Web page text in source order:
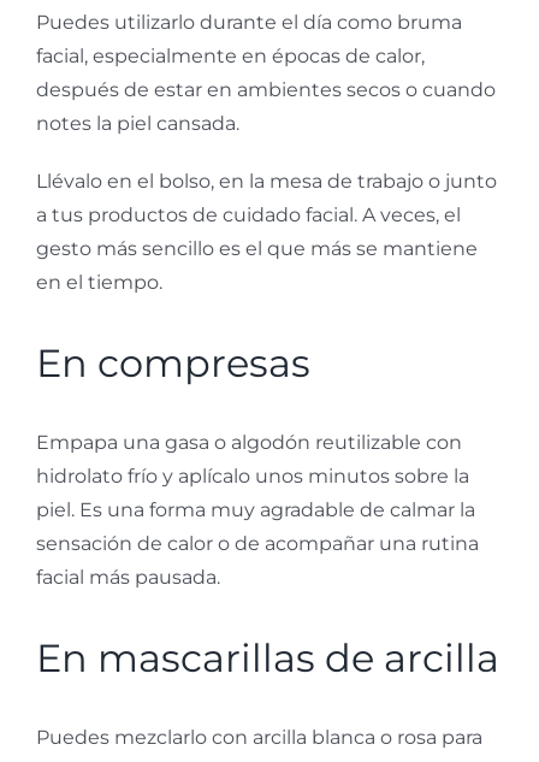
Puedes utilizarlo durante el día como bruma
facial, especialmente en épocas de calor,
después de estar en ambientes secos o cuando
notes la piel cansada.
Llévalo en el bolso, en la mesa de trabajo o junto
a tus productos de cuidado facial. A veces, el
gesto más sencillo es el que más se mantiene
en el tiempo.
En compresas
Empapa una gasa o algodón reutilizable con
hidrolato frío y aplícalo unos minutos sobre la
piel. Es una forma muy agradable de calmar la
sensación de calor o de acompañar una rutina
facial más pausada.
En mascarillas de arcilla
Puedes mezclarlo con arcilla blanca o rosa para